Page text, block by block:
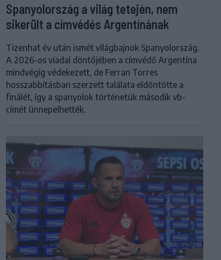
Spanyolország a világ tetején, nem
sikerült a címvédés Argentínának
Tizenhat év után ismét világbajnok Spanyolország.
A 2026-os viadal döntőjében a címvédő Argentína
mindvégig védekezett, de Ferran Torres
hosszabbításban szerzett találata eldöntötte a
finálét, így a spanyolok történetük második vb-
címét ünnepelhették.